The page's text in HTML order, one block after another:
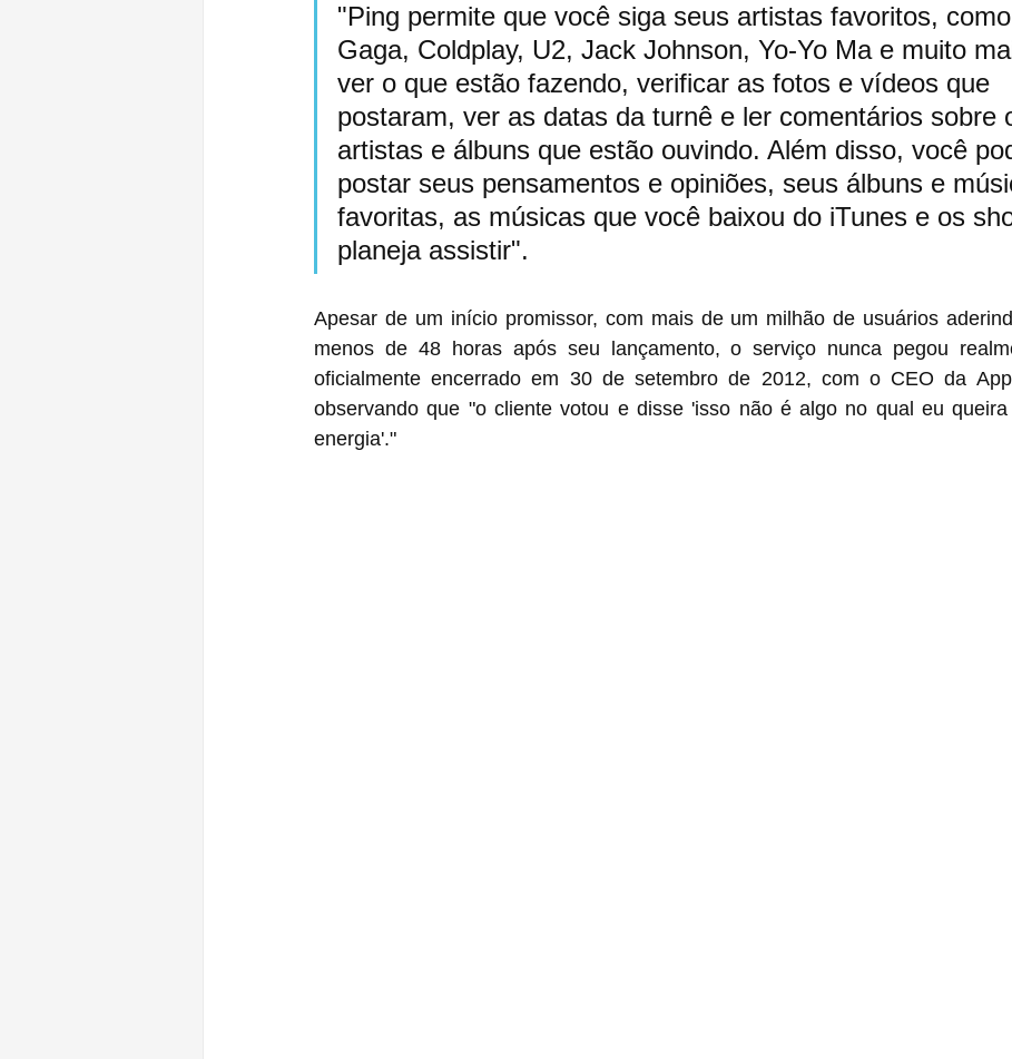
"Ping permite que você siga seus artistas favoritos,
Gaga, Coldplay, U2, Jack Johnson, Yo-Yo Ma e muito
ver o que estão fazendo, verificar as fotos e vídeos que
postaram, ver as datas da turnê e ler comentários sobre
artistas e álbuns que estão ouvindo. Além disso, você
postar seus pensamentos e opiniões, seus álbuns e
favoritas, as músicas que você baixou do iTunes e os
planeja assistir".
Apesar de um início promissor, com mais de um milhão de usuários
menos de 48 horas após seu lançamento, o serviço nunca pegou
oficialmente encerrado em 30 de setembro de 2012, com o CEO da
observando que "o cliente votou e disse 'isso não é algo no qual eu
energia'."